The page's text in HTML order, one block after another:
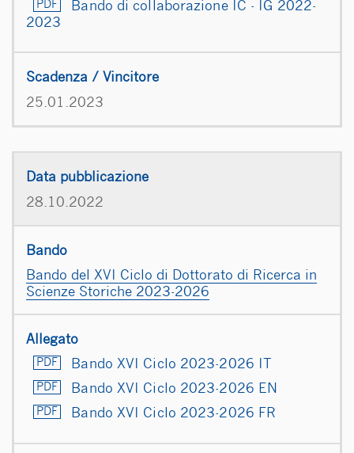
Bando di collaborazione IC - IG 2022-
2023
25.01.2023
28.10.2022
Bando del XVI Ciclo di Dottorato di Ricerca in
Scienze Storiche 2023-2026
Bando XVI Ciclo 2023-2026 IT
Bando XVI Ciclo 2023-2026 EN
Bando XVI Ciclo 2023-2026 FR